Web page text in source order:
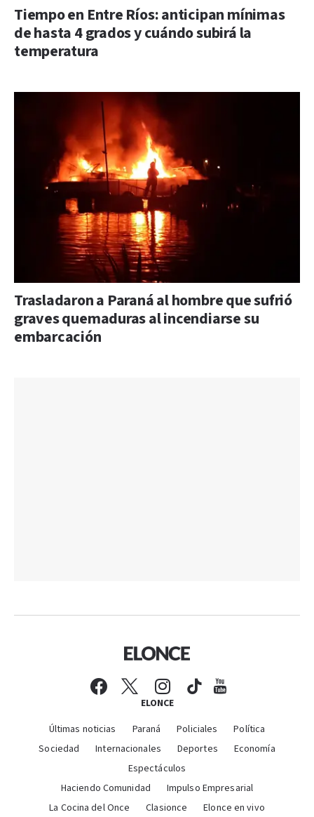
Tiempo en Entre Ríos: anticipan mínimas
de hasta 4 grados y cuándo subirá la
temperatura
Trasladaron a Paraná al hombre que sufrió
graves quemaduras al incendiarse su
embarcación
ELONCE
Últimas noticias Paraná Policiales
Política
Sociedad
Internacionales Deportes
Economía
Espectáculos
Haciendo Comunidad
Impulso Empresarial
La Cocina del Once
Clasionce Elonce en vivo